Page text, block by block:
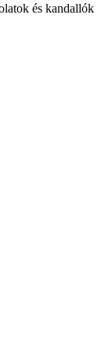
és kandallók